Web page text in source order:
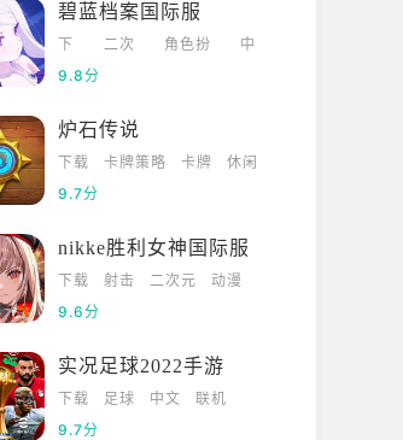
碧蓝档案国际服
下
载
二次
角色扮
中
9.8分
炉石传说
下载 卡牌策略 卡牌
休闲
9.7分
nikke胜利女神国际服
下载 射击 二次元
动漫
9.6分
实况足球2022手游
下载 足球 中文
联机
9.7分